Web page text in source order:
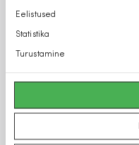
valik
Eelistused
Statistika
Turustamine